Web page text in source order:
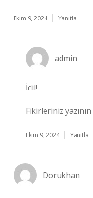
Ekim 9, 2024 Yanıtla
admin
İdil!
Fikirleriniz yazının
Ekim 9, 2024 Yanıtla
Dorukhan